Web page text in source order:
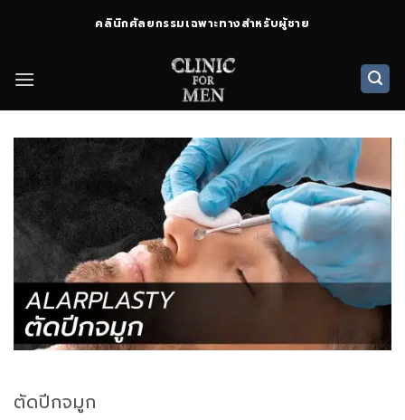
เนื้อหา
คลินิกศัลยกรรมเฉพาะทางสำหรับผู้ชาย
ตัดปีกจมูก